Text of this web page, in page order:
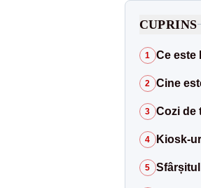
CUPRINS
1 Ce este
2 Cine
3 Cozi de
4 Kiosk-
5